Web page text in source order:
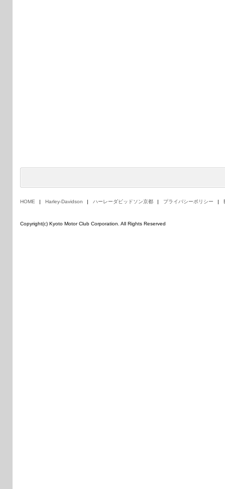
HOME Harley-Davidson ハーレーダビッドソン京都 プライバシーポリシー
Copyright(c) Kyoto Motor Club Corporation. All Rights Reserved